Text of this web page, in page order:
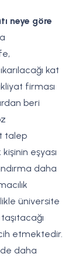
neye göre
kat
firması
beri
talep
eşyası
daha
üniversite
etmektedir.
daha